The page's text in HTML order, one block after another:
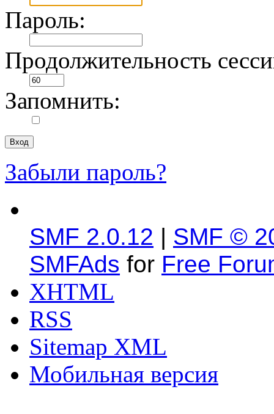
Пароль:
Продолжительность
Запомнить:
Забыли пароль?
SMF 2.0.12 | SMF ©
SMFAds for Free
XHTML
RSS
Sitemap XML
Мобильная версия